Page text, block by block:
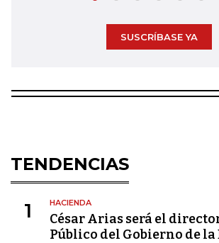
SUSCRÍBASE YA
TENDENCIAS
1 HACIENDA
César Arias será el
Público del Gobierno de